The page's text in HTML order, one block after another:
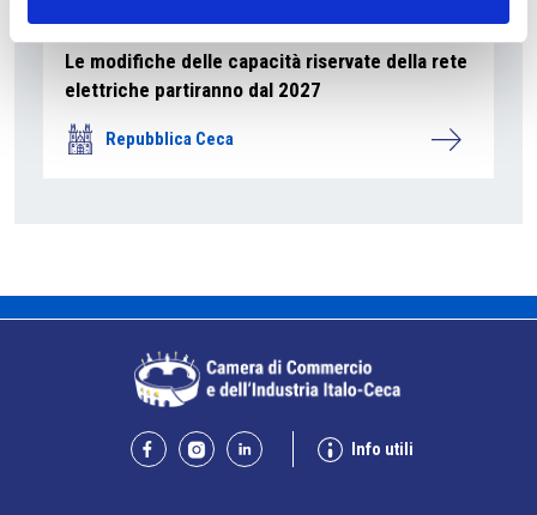
Le modifiche delle capacità riservate della rete
elettriche partiranno dal 2027
Repubblica Ceca
Info utili